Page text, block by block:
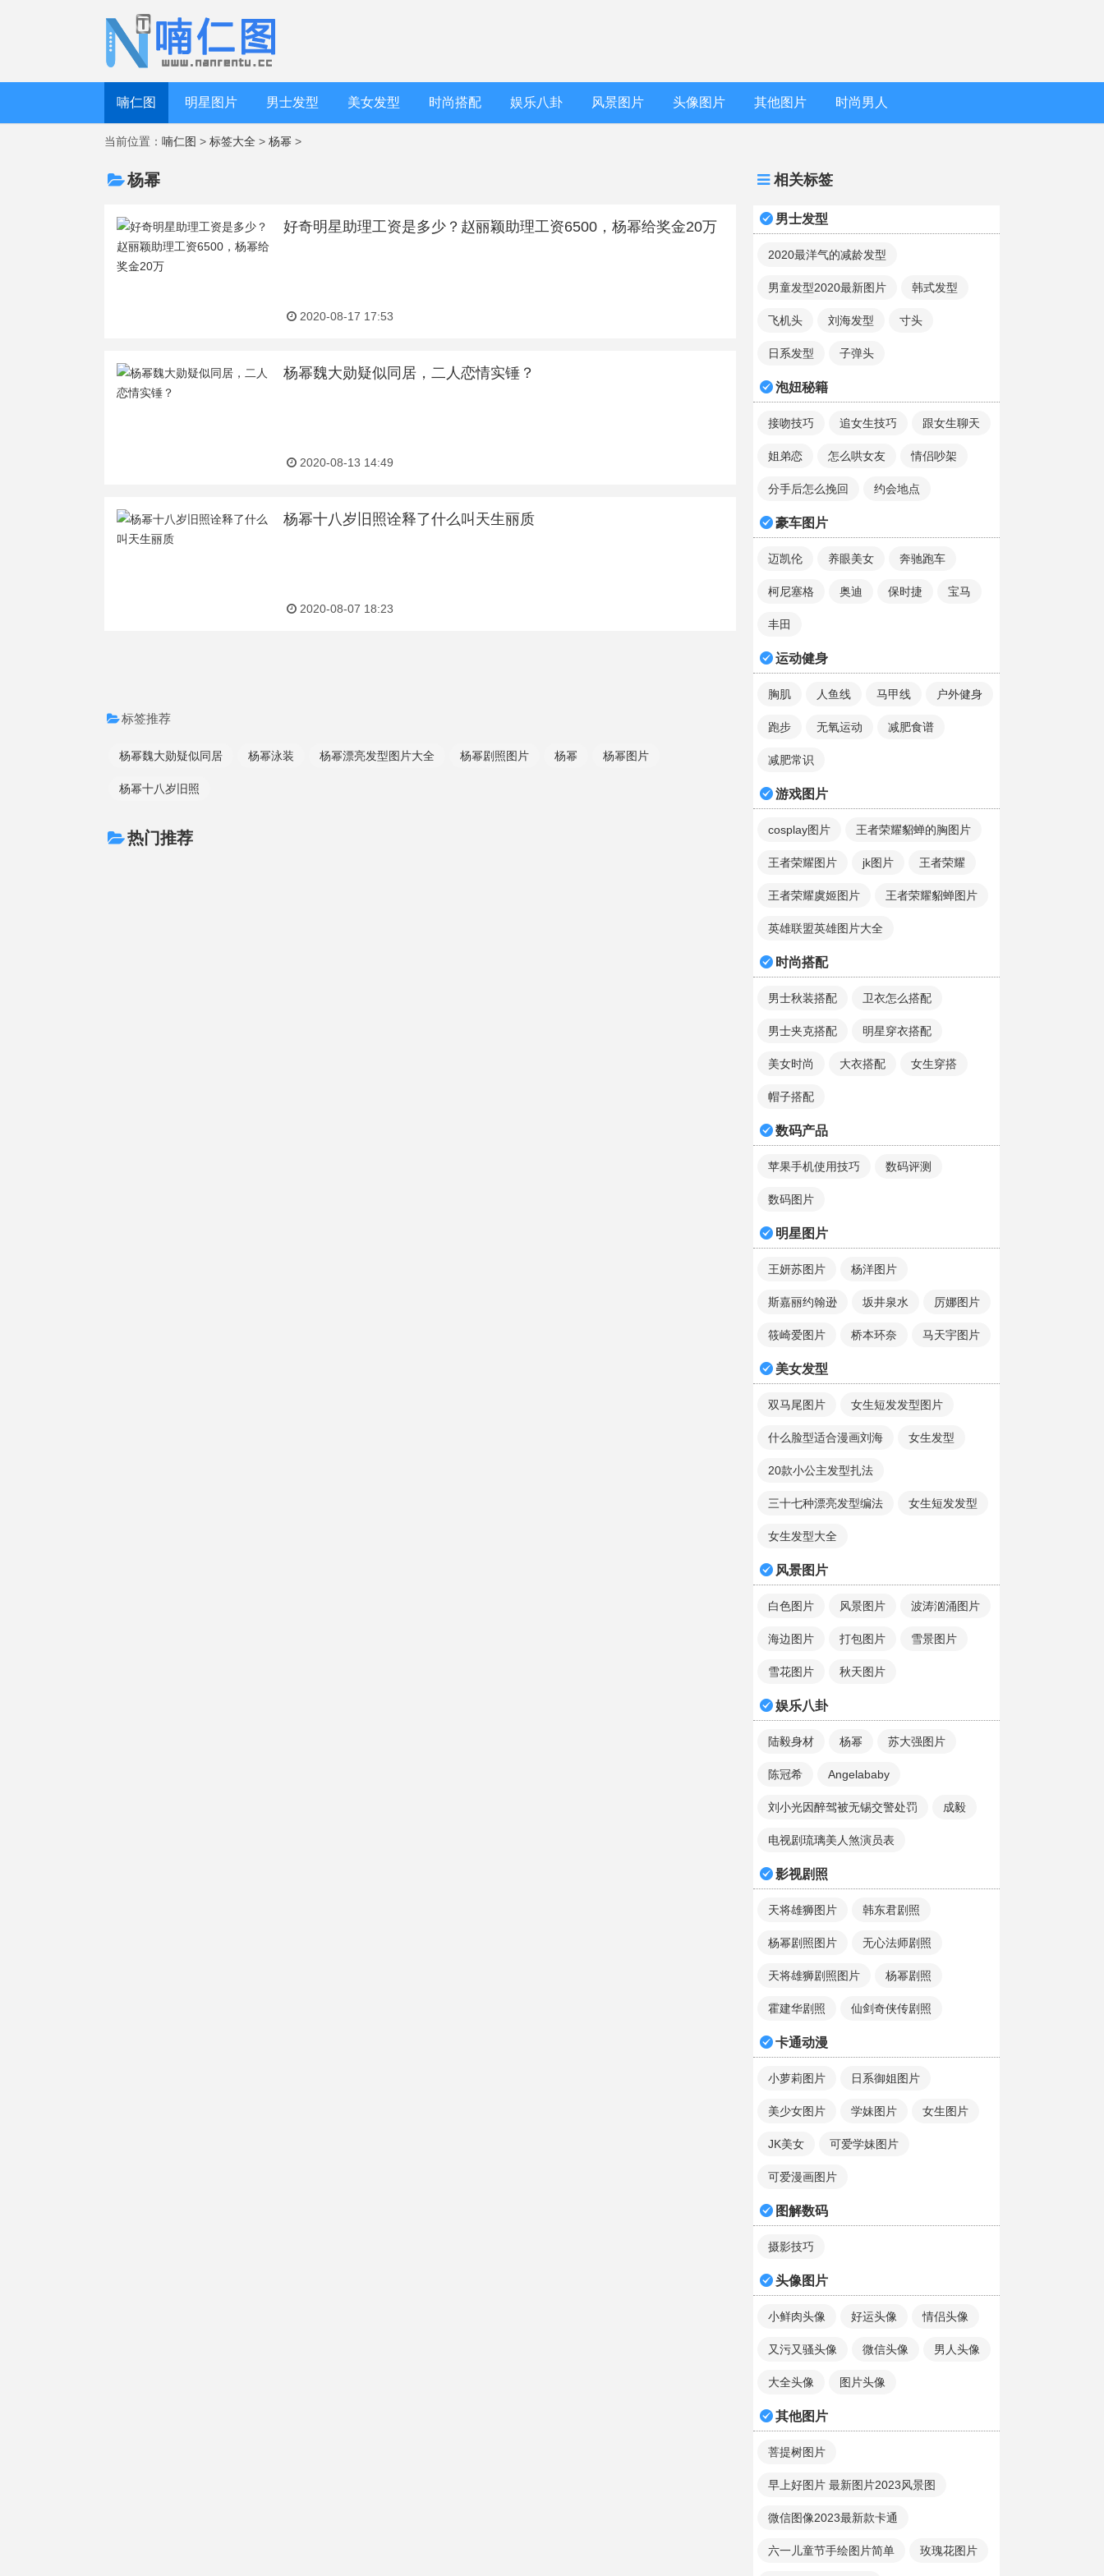
喃仁图 明星图片 男士发型 美女发型 时尚搭配 娱乐八卦 风景图片 头像图片 其他图片 时尚男人
当前位置： 喃仁图 > 标签大全 > 杨幂 >
相关标签
男士发型
2020最洋气的减龄发型
男童发型2020最新图片 韩式发型
飞机头 刘海发型 寸头
日系发型 子弹头
泡妞秘籍
接吻技巧 追女生技巧 跟女生聊天
姐弟恋 怎么哄女友 情侣吵架
分手后怎么挽回 约会地点
豪车图片
迈凯伦 养眼美女 奔驰跑车
柯尼塞格 奥迪 保时捷 宝马
丰田
运动健身
胸肌 人鱼线 马甲线 户外健身
跑步 无氧运动 减肥食谱
减肥常识
游戏图片
cosplay图片 王者荣耀貂蝉的胸图片
王者荣耀图片 jk图片 王者荣耀
王者荣耀虞姬图片 王者荣耀貂蝉图片
英雄联盟英雄图片大全
时尚搭配
男士秋装搭配 卫衣怎么搭配
男士夹克搭配 明星穿衣搭配
美女时尚 大衣搭配 女生穿搭
帽子搭配
数码产品
苹果手机使用技巧 数码评测
数码图片
明星图片
王妍苏图片 杨洋图片
斯嘉丽约翰逊 坂井泉水 厉娜图片
筱崎爱图片 桥本环奈 马天宇图片
美女发型
双马尾图片 女生短发发型图片
什么脸型适合漫画刘海 女生发型
20款小公主发型扎法
三十七种漂亮发型编法 女生短发发型
女生发型大全
风景图片
白色图片 风景图片 波涛汹涌图片
海边图片 打包图片 雪景图片
雪花图片 秋天图片
娱乐八卦
陆毅身材 杨幂 苏大强图片
陈冠希 Angelababy
刘小光因醉驾被无锡交警处罚 成毅
电视剧琉璃美人煞演员表
影视剧照
天将雄狮图片 韩东君剧照
杨幂剧照图片 无心法师剧照
天将雄狮剧照图片 杨幂剧照
霍建华剧照 仙剑奇侠传剧照
卡通动漫
小萝莉图片 日系御姐图片
美少女图片 学妹图片 女生图片
JK美女 可爱学妹图片
可爱漫画图片
图解数码
摄影技巧
头像图片
小鲜肉头像 好运头像 情侣头像
又污又骚头像 微信头像 男人头像
大全头像 图片头像
其他图片
菩提树图片
早上好图片 最新图片2023风景图
微信图像2023最新款卡通
六一儿童节手绘图片简单 玫瑰花图片
杨幂
好奇明星助理工资是多少？赵丽颖助理工资6500，杨幂给奖金20万
2020-08-17 17:53
杨幂魏大勋疑似同居，二人恋情实锤？
2020-08-13 14:49
杨幂十八岁旧照诠释了什么叫天生丽质
2020-08-07 18:23
标签推荐
杨幂魏大勋疑似同居 杨幂泳装 杨幂漂亮发型图片大全 杨幂剧照图片 杨幂 杨幂图片
杨幂十八岁旧照
热门推荐